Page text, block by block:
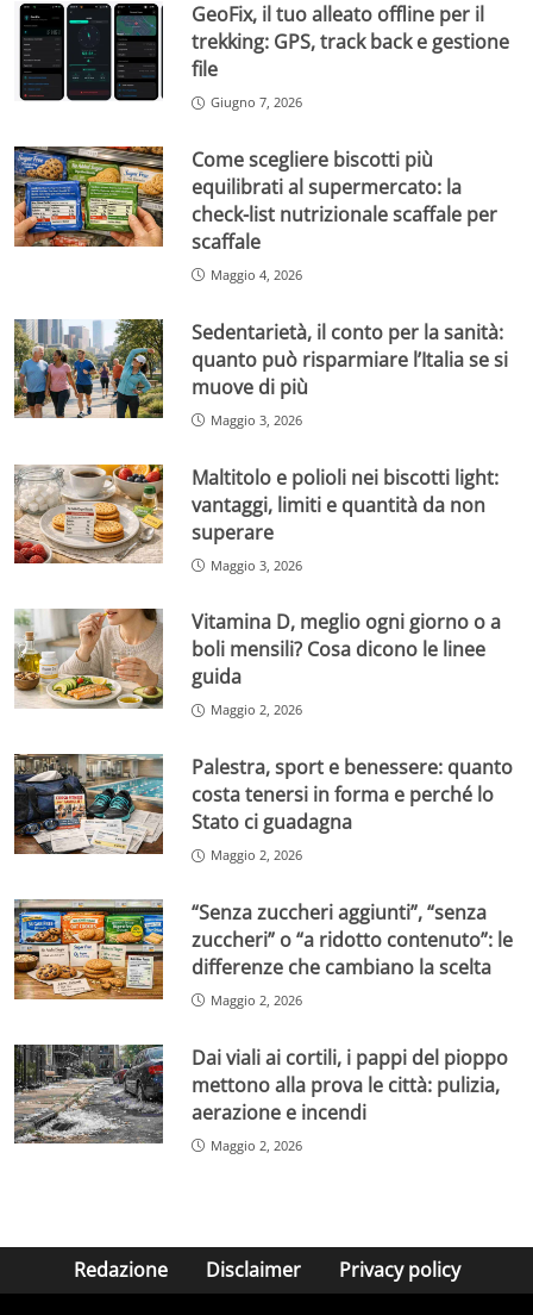
GeoFix, il tuo alleato offline per il
trekking: GPS, track back e gestione
file
Giugno 7, 2026
Come scegliere biscotti più
equilibrati al supermercato: la
check-list nutrizionale scaffale per
scaffale
Maggio 4, 2026
Sedentarietà, il conto per la sanità:
quanto può risparmiare l’Italia se si
muove di più
Maggio 3, 2026
Maltitolo e polioli nei biscotti light:
vantaggi, limiti e quantità da non
superare
Maggio 3, 2026
Vitamina D, meglio ogni giorno o a
boli mensili? Cosa dicono le linee
guida
Maggio 2, 2026
Palestra, sport e benessere: quanto
costa tenersi in forma e perché lo
Stato ci guadagna
Maggio 2, 2026
“Senza zuccheri aggiunti”, “senza
zuccheri” o “a ridotto contenuto”: le
differenze che cambiano la scelta
Maggio 2, 2026
Dai viali ai cortili, i pappi del pioppo
mettono alla prova le città: pulizia,
aerazione e incendi
Maggio 2, 2026
Redazione Disclaimer Privacy policy